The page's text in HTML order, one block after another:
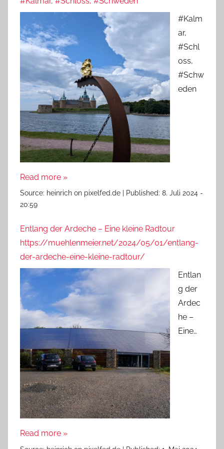
#Kalm
ar,
#Schl
oss,
#Schw
eden
Read more »
Source: heinrich on pixelfed.de Published: 8. Juli 2024 -
20:59
Entlang der Ardeche – Eine kleine Radtour
https://muehlenmeier.net/2024/05/01/entlang-
der-ardeche-eine-kleine-radtour/
Entlan
g der
Ardec
he –
Eine…
Read more »